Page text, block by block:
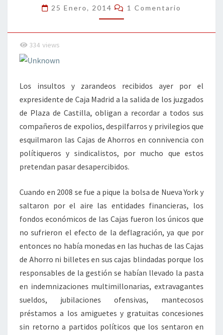
CAJAS
25 Enero, 2014 Comentarios
1 Comentario
334 views
Los insultos y zarandeos recibidos ayer por el
expresidente de Caja Madrid a la salida de los juzgados
de Plaza de Castilla, obligan a recordar a todos sus
compañeros de expolios, despilfarros y privilegios que
esquilmaron las Cajas de Ahorros en connivencia con
polítiqueros y sindicalistos, por mucho que estos
pretendan pasar desapercibidos.
Cuando en 2008 se fue a pique la bolsa de Nueva York y
saltaron por el aire las entidades financieras, los
fondos económicos de las Cajas fueron los únicos que
no sufrieron el efecto de la deflagración, ya que por
entonces no había monedas en las huchas de las Cajas
de Ahorro ni billetes en sus cajas blindadas porque los
responsables de la gestión se habían llevado la pasta
en indemnizaciones multimillonarias, extravagantes
sueldos, jubilaciones ofensivas, mantecosos
préstamos a los amiguetes y gratuitas concesiones
sin retorno a partidos políticos que los sentaron en